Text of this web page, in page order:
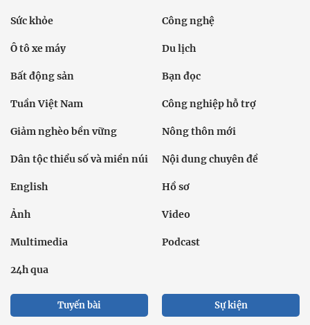
Sức khỏe Công nghệ
Ô tô xe máy Du lịch
Bất động sản Bạn đọc
Tuần Việt Nam Công nghiệp hỗ trợ
Giảm nghèo bền vững Nông thôn mới
Dân tộc thiểu số và miền núi Nội dung chuyên đề
English Hồ sơ
Ảnh Video
Multimedia Podcast
24h qua
Tuyến bài Sự kiện